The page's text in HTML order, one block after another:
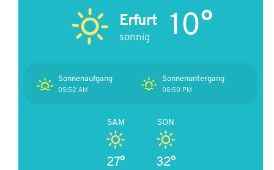
Erfurt
sonnig 10°
Sonnenaufgang
05:52 AM
Sonnenuntergang
08:50 PM
SAM
27°
SON
32°